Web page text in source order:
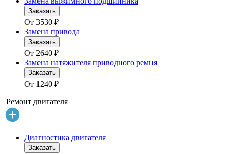
Заказать
От 3530 ₽
Замена привода
Заказать
От 2640 ₽
Замена натяжителя приводного ремня
Заказать
От 1240 ₽
Ремонт двигателя
Диагностика двигателя
Заказать